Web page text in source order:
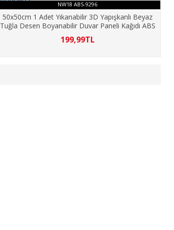
NW18 ABS-9296
50x50cm 1 Adet Yıkanabilir 3D Yapışkanlı Beyaz
Tuğla Desen Boyanabilir Duvar Paneli Kağıdı ABS
199,99TL